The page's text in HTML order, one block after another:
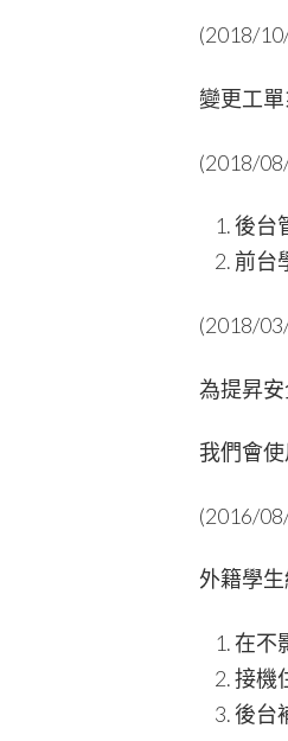
(2018/
變更工
(2018/
後台
前台
(2018/
為提昇安
我們會
(2016/
外籍學
在不
接機
後台